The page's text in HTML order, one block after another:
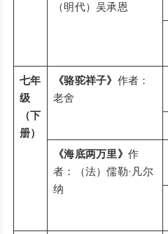
（明代）吴承恩
七年
级
（下
册）
《骆驼祥子》 作者：
老舍
《海底两万里》作
者：（法）儒勒·凡尔
纳